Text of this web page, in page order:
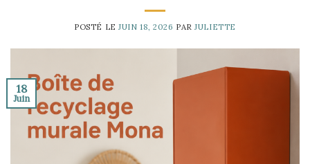
POSTÉ LEJUIN 18, 2026 PARJULIETTE
18
Juin